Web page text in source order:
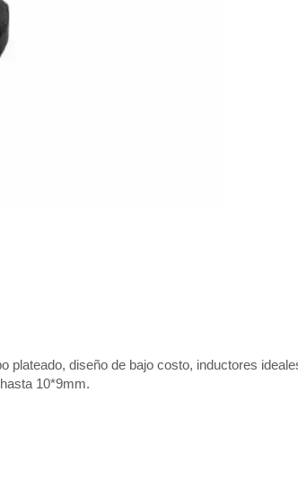
plateado, diseño de bajo costo, inductores
10*9mm.